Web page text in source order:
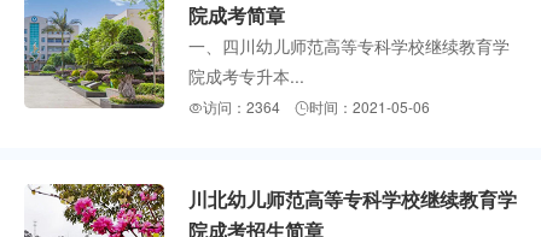
院成考简章
一、四川幼儿师范高等专科学校继续教育学
院成考专升本...
访问：2364 时间：2021-05-06
川北幼儿师范高等专科学校继续教育学
院成考招生简章